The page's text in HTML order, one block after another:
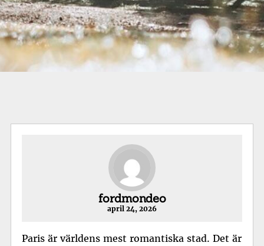
fordmondeo
april 24, 2026
Paris är världens mest romantiska stad. Det är